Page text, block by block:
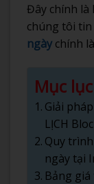
Đây chính là
chúng tôi tin
ngày chính
Mục
Giải
LỊCH
Quy
ngày tại
Bảng